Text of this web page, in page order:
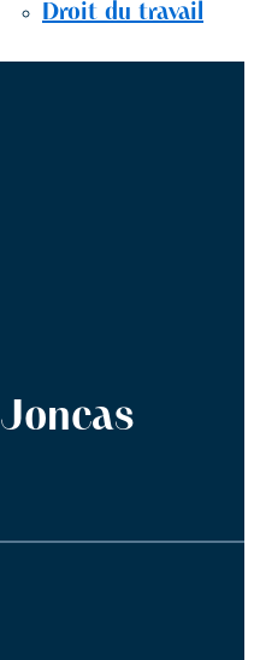
Droit du travail